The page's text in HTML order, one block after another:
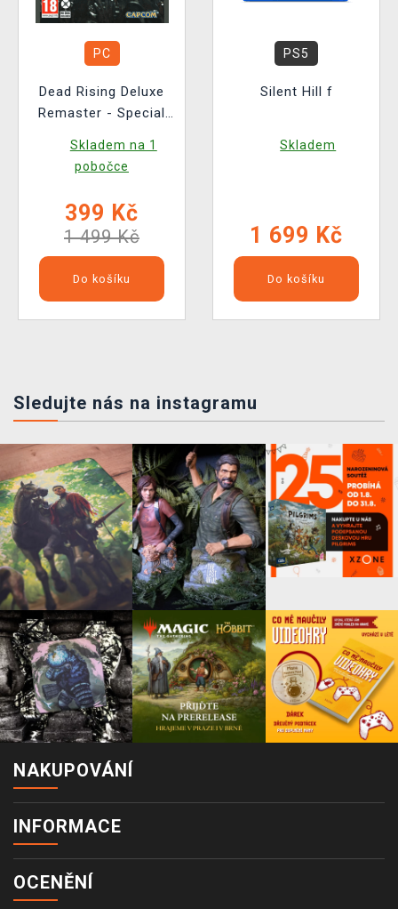
PC
Dead Rising Deluxe
Remaster - Special
Skladem na 1
pobočce
399 Kč
1 499 Kč
Do košíku
PS5
Silent Hill f
Skladem
1 699 Kč
Do košíku
Sledujte nás na instagramu
NAKUPOVÁNÍ
INFORMACE
OCENĚNÍ